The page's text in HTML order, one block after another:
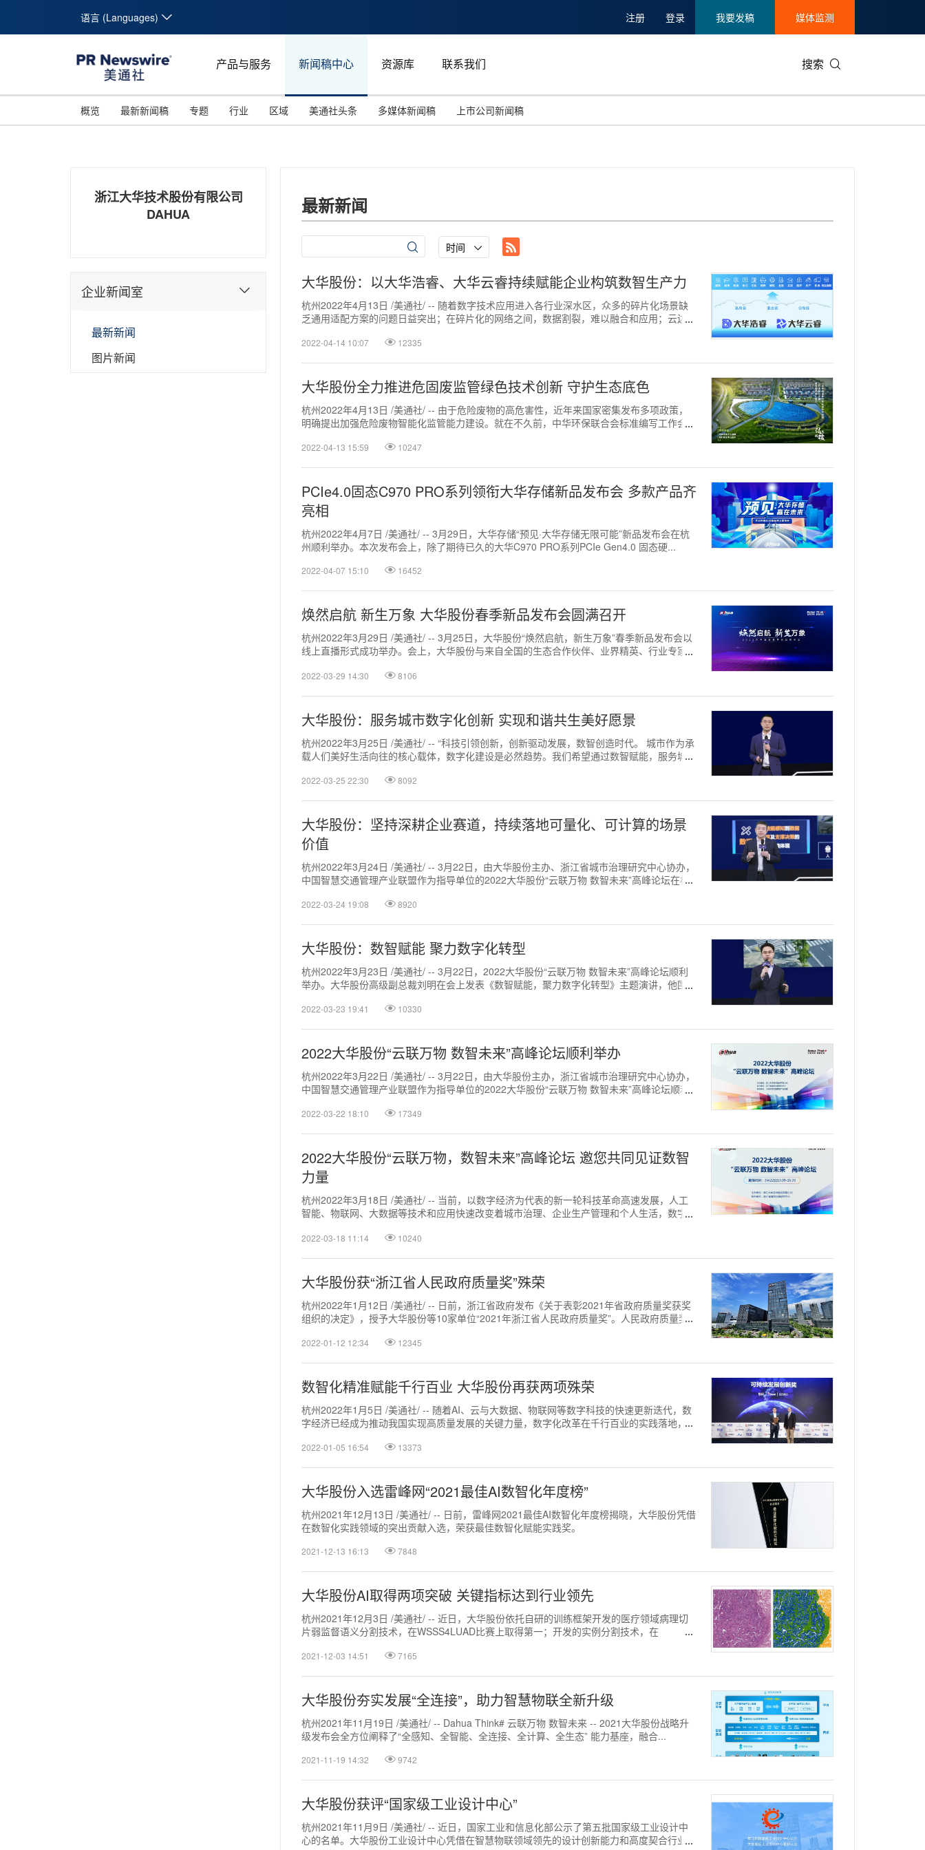
语言 (Languages) 注册 登录 我要发稿 媒体监测
产品与服务 新闻稿中心 资源库 联系我们 搜索
概览 最新新闻稿 专题
人工智能
美国临床肿瘤学会(ASCO)
汉诺威工业博览会
行业
体育
通信业
广告营销传媒
区域 美通社头条 多媒体新闻稿 上市公司新闻稿
浙江大华技术股份有限公司
DAHUA
企业新闻室
最新新闻
图片新闻
最新新闻
时间
大华股份：以大华浩睿、大华云睿持续赋能企业构筑数智生产力
杭州2022年4月13日 /美通社/ -- 随着数字技术应用进入各行业深水区，众多的碎片化场景缺
乏通用适配方案的问题日益突出；在碎片化的网络之间，数据割裂，难以融合和应用；云边端
2022-04-14 10:07 12335
大华股份全力推进危固废监管绿色技术创新 守护生态底色
杭州2022年4月13日 /美通社/ -- 由于危险废物的高危害性，近年来国家密集发布多项政策，
明确提出加强危险废物智能化监管能力建设。就在不久前，中华环保联合会标准编写工作会在
2022-04-13 15:59 10247
PCIe4.0固态C970 PRO系列领衔大华存储新品发布会 多款产品齐
亮相
杭州2022年4月7日 /美通社/ -- 3月29日，大华存储“预见·大华存储无限可能”新品发布会在杭
州顺利举办。本次发布会上，除了期待已久的大华C970 PRO系列PCIe Gen4.0 固态硬...
2022-04-07 15:10 16452
焕然启航 新生万象 大华股份春季新品发布会圆满召开
杭州2022年3月29日 /美通社/ -- 3月25日，大华股份“焕然启航，新生万象”春季新品发布会以
线上直播形式成功举办。会上，大华股份与来自全国的生态合作伙伴、业界精英、行业专家共
2022-03-29 14:30 8106
大华股份：服务城市数字化创新 实现和谐共生美好愿景
杭州2022年3月25日 /美通社/ -- “科技引领创新，创新驱动发展，数智创造时代。 城市作为承
载人们美好生活向往的核心载体，数字化建设是必然趋势。我们希望通过数智赋能，服务城市
2022-03-25 22:30 8092
大华股份：坚持深耕企业赛道，持续落地可量化、可计算的场景
价值
杭州2022年3月24日 /美通社/ -- 3月22日，由大华股份主办、浙江省城市治理研究中心协办，
中国智慧交通管理产业联盟作为指导单位的2022大华股份“云联万物 数智未来”高峰论坛在杭
2022-03-24 19:08 8920
大华股份：数智赋能 聚力数字化转型
杭州2022年3月23日 /美通社/ -- 3月22日，2022大华股份“云联万物 数智未来”高峰论坛顺利
举办。大华股份高级副总裁刘明在会上发表《数智赋能，聚力数字化转型》主题演讲，他围绕
2022-03-23 19:41 10330
2022大华股份“云联万物 数智未来”高峰论坛顺利举办
杭州2022年3月22日 /美通社/ -- 3月22日，由大华股份主办，浙江省城市治理研究中心协办，
中国智慧交通管理产业联盟作为指导单位的2022大华股份“云联万物 数智未来”高峰论坛顺利
2022-03-22 18:10 17349
2022大华股份“云联万物，数智未来”高峰论坛 邀您共同见证数智
力量
杭州2022年3月18日 /美通社/ -- 当前，以数字经济为代表的新一轮科技革命高速发展，人工
智能、物联网、大数据等技术和应用快速改变着城市治理、企业生产管理和个人生活，数字经
2022-03-18 11:14 10240
大华股份获“浙江省人民政府质量奖”殊荣
杭州2022年1月12日 /美通社/ -- 日前，浙江省政府发布《关于表彰2021年省政府质量奖获奖
组织的决定》，授予大华股份等10家单位“2021年浙江省人民政府质量奖”。人民政府质量奖
2022-01-12 12:34 12345
数智化精准赋能千行百业 大华股份再获两项殊荣
杭州2022年1月5日 /美通社/ -- 随着AI、云与大数据、物联网等数字科技的快速更新迭代，数
字经济已经成为推动我国实现高质量发展的关键力量，数字化改革在千行百业的实践落地，正
2022-01-05 16:54 13373
大华股份入选雷峰网“2021最佳AI数智化年度榜”
杭州2021年12月13日 /美通社/ -- 日前，雷峰网2021最佳AI数智化年度榜揭晓，大华股份凭借
在数智化实践领域的突出贡献入选，荣获最佳数智化赋能实践奖。
2021-12-13 16:13 7848
大华股份AI取得两项突破 关键指标达到行业领先
杭州2021年12月3日 /美通社/ -- 近日，大华股份依托自研的训练框架开发的医疗领域病理切
片弱监督语义分割技术，在WSSS4LUAD比赛上取得第一；开发的实例分割技术，在
2021-12-03 14:51 7165
大华股份夯实发展“全连接”，助力智慧物联全新升级
杭州2021年11月19日 /美通社/ -- Dahua Think# 云联万物 数智未来 -- 2021大华股份战略升
级发布会全方位阐释了“全感知、全智能、全连接、全计算、全生态” 能力基座，融合...
2021-11-19 14:32 9742
大华股份获评“国家级工业设计中心”
杭州2021年11月9日 /美通社/ -- 近日，国家工业和信息化部公示了第五批国家级工业设计中
心的名单。大华股份工业设计中心凭借在智慧物联领域领先的设计创新能力和高度契合行业的